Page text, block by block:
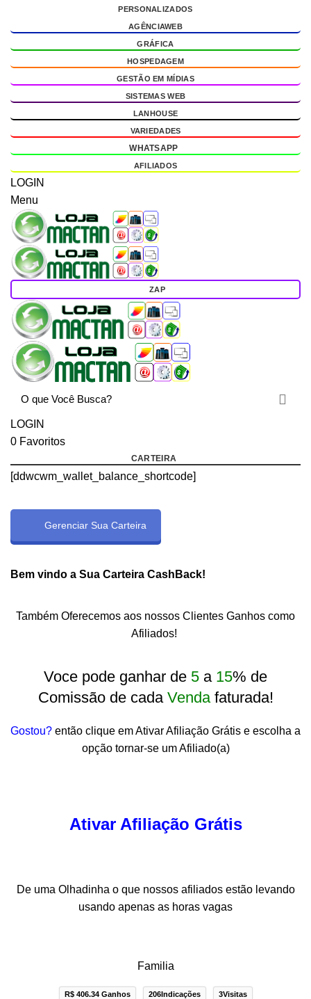
PERSONALIZADOS
AGÊNCIAWEB
GRÁFICA
HOSPEDAGEM
GESTÃO EM MÍDIAS
SISTEMAS WEB
LANHOUSE
VARIEDADES
WHATSAPP
AFILIADOS
LOGIN
Menu
ZAP
LOGIN
0 Favoritos
CARTEIRA
[ddwcwm_wallet_balance_shortcode]
Gerenciar Sua Carteira
Bem vindo a Sua Carteira CashBack!
Também Oferecemos aos nossos Clientes Ganhos como
Afiliados!
Voce pode ganhar de 5 a 15% de
Comissão de cada Vendafaturada!
Gostou? então clique em Ativar Afiliação Grátis e escolha a
opção tornar-se um Afiliado(a)
Ativar Afiliação Grátis
De uma Olhadinha o que nossos afiliados estão levando
usando apenas as horas vagas
Familia
R$ 406.34 Ganhos 206Indicações 3Visitas